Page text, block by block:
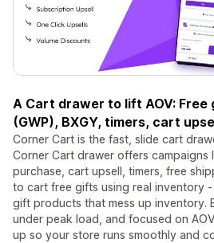
A Cart drawer to lift AOV:
(GWP), BXGY, timers, cart
Corner Cart is the fast, slide cart
Corner Cart drawer offers campaigns
purchase, cart upsell, timers, free
to cart free gifts using real inventory
gift products that mess up inventory.
under peak load, and focused on
up so your store runs smoothly and